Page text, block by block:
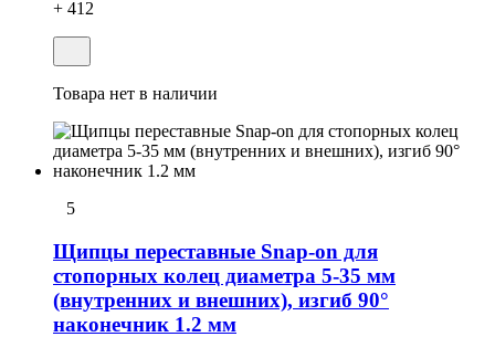
+ 412
Товара нет в наличии
5
Щипцы переставные Snap-on для
стопорных колец диаметра 5-35 мм
(внутренних и внешних), изгиб 90°
наконечник 1.2 мм